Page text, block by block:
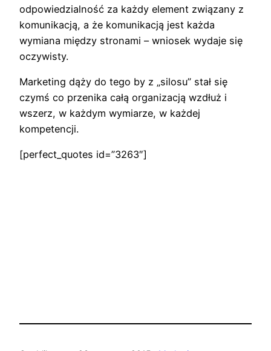
odpowiedzialność za każdy element związany z
komunikacją, a że komunikacją jest każda
wymiana między stronami – wniosek wydaje się
oczywisty.
Marketing dąży do tego by z „silosu” stał się
czymś co przenika całą organizacją wzdłuż i
wszerz, w każdym wymiarze, w każdej
kompetencji.
[perfect_quotes id=”3263″]